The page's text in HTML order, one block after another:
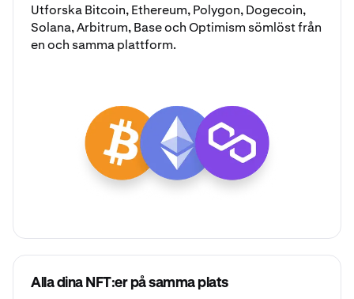
UtforskaBitcoin,Ethereum,Polygon,Dogecoin,
Solana,Arbitrum,BaseochOptimism sömlöst från
en och samma plattform.
Alla dina NFT:er på samma plats